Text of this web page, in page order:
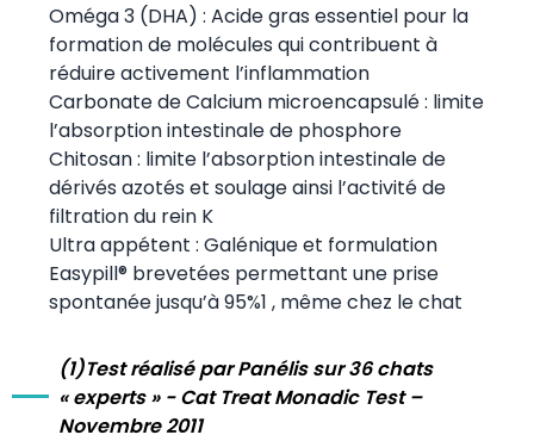
Oméga 3 (DHA) : Acide gras essentiel pour la
formation de molécules qui contribuent à
réduire activement l’inflammation
Carbonate de Calcium microencapsulé : limite
l’absorption intestinale de phosphore
Chitosan : limite l’absorption intestinale de
dérivés azotés et soulage ainsi l’activité de
filtration du rein K
Ultra appétent : Galénique et formulation
Easypill® brevetées permettant une prise
spontanée jusqu’à 95%1 , même chez le chat
(1)Test réalisé par Panélis sur 36 chats
« experts » - Cat Treat Monadic Test –
Novembre 2011